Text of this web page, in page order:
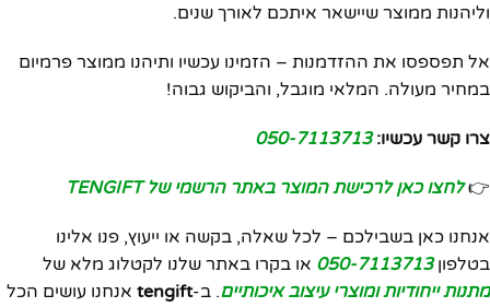
וליהנות ממוצר שיישאר איתכם לאורך שנים.
אל תפספסו את ההזדמנות – הזמינו עכשיו ותיהנו ממוצר פרמיום
במחיר מעולה. המלאי מוגבל, והביקוש גבוה!
צרו קשר עכשיו: 050-7113713
👉לחצו כאן לרכישת המוצר באתר הרשמי של TENGIFT
אנחנו כאן בשבילכם – לכל שאלה, בקשה או ייעוץ, פנו אלינו
בטלפון050-7113713 או בקרו באתר שלנו לקטלוג מלא של
מתנות ייחודיות ומוצרי עיצוב איכותיים. ב-tengift אנחנו עושים הכל